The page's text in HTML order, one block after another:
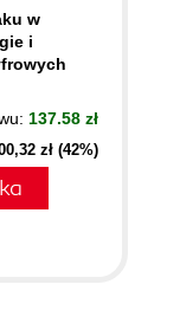
w
i
137.58 zł
zł (42%)